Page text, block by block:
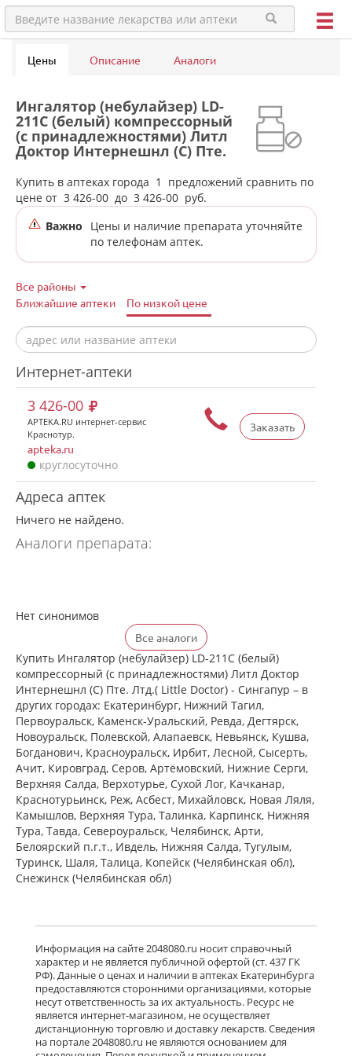
Цены Описание Аналоги
Ингалятор (небулайзер) LD-
211C (белый) компрессорный
(с принадлежностями) Литл
Доктор Интернешнл (С) Пте.
Лтд.( Little Doctor) - Сингапур
в аптеках города
Краснотурьинска
Купить в аптеках города 1
предложений сравнить по
цене от 3 426-00 до 3 426-00 руб.
Важно
Цены и наличие препарата уточняйте
по телефонам аптек.
Все районы
Ближайшие аптеки
По низкой цене
Интернет-аптеки
Заказать
3 426-00
APTEKA.RU интернет-сервис
Краснотур.
apteka.ru
круглосуточно
Адреса аптек
Ничего не найдено.
Аналоги препарата:
Нет синонимов
Все аналоги
Купить Ингалятор (небулайзер) LD-211C (белый)
компрессорный (с принадлежностями) Литл Доктор
Интернешнл (С) Пте. Лтд.( Little Doctor) - Сингапур – в
других городах: Екатеринбург, Нижний Тагил,
Первоуральск, Каменск-Уральский, Ревда, Дегтярск,
Новоуральск, Полевской, Алапаевск, Невьянск, Кушва,
Богданович, Красноуральск, Ирбит, Лесной, Сысерть,
Ачит, Кировград, Серов, Артёмовский, Нижние Cерги,
Верхняя Салда, Верхотурье, Сухой Лог, Качканар,
Краснотурьинск, Реж, Асбест, Михайловск, Новая Ляля,
Камышлов, Верхняя Тура, Талинка, Карпинск, Нижняя
Тура, Тавда, Североуральск, Челябинск, Арти,
Белоярский п.г.т., Ивдель, Нижняя Салда, Тугулым,
Туринск, Шаля, Талица, Копейск (Челябинская обл),
Снежинск (Челябинская обл)
Информация на сайте 2048080.ru носит справочный
характер и не является публичной офертой (ст. 437 ГК
РФ). Данные о ценах и наличии в аптеках Екатеринбурга
предоставляются сторонними организациями, которые
несут ответственность за их актуальность. Ресурс не
является интернет-магазином, не осуществляет
дистанционную торговлю и доставку лекарств. Сведения
на портале 2048080.ru не являются основанием для